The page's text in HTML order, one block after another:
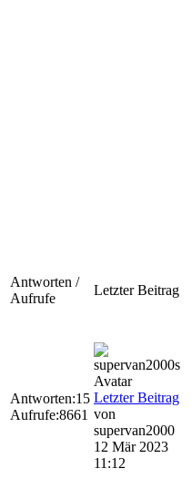
Antworten /
Aufrufe
Letzter Beitrag
Antworten:15
Aufrufe:8661
Letzter Beitrag
von
supervan2000
12 Mär 2023
11:12